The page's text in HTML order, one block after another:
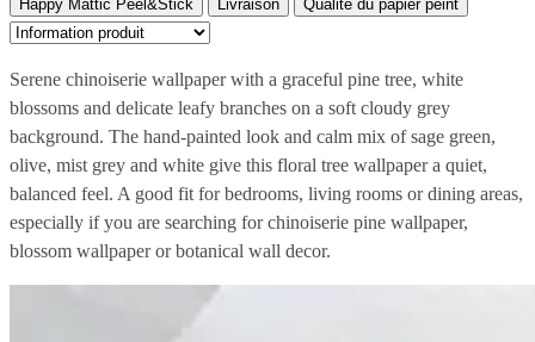
Happy Mattic Peel&Stick
Livraison Qualité du papier peint
Serene chinoiserie wallpaper with a graceful pine tree, white
blossoms and delicate leafy branches on a soft cloudy grey
background. The hand-painted look and calm mix of sage green,
olive, mist grey and white give this floral tree wallpaper a quiet,
balanced feel. A good fit for bedrooms, living rooms or dining areas,
especially if you are searching for chinoiserie pine wallpaper,
blossom wallpaper or botanical wall decor.